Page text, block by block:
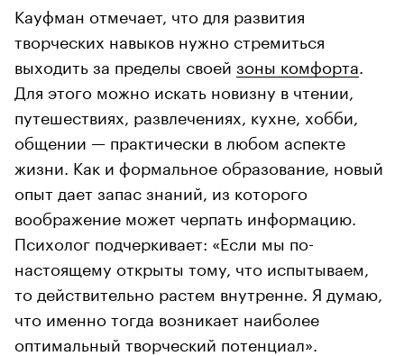
Кауфман отмечает, что для развития
творческих навыков нужно стремиться
выходить за пределы своей зоны комфорта
Для этого можно искать новизну в чтении,
путешествиях, развлечениях, кухне, хобби,
общении — практически в любом аспекте
жизни. Как и формальное образование, новый
опыт дает запас знаний, из которого
воображение может черпать информацию.
Психолог подчеркивает: «Если мы по-
настоящему открыты тому, что испытываем,
то действительно растем внутренне. Я думаю,
что именно тогда возникает наиболее
оптимальный творческий потенциал».